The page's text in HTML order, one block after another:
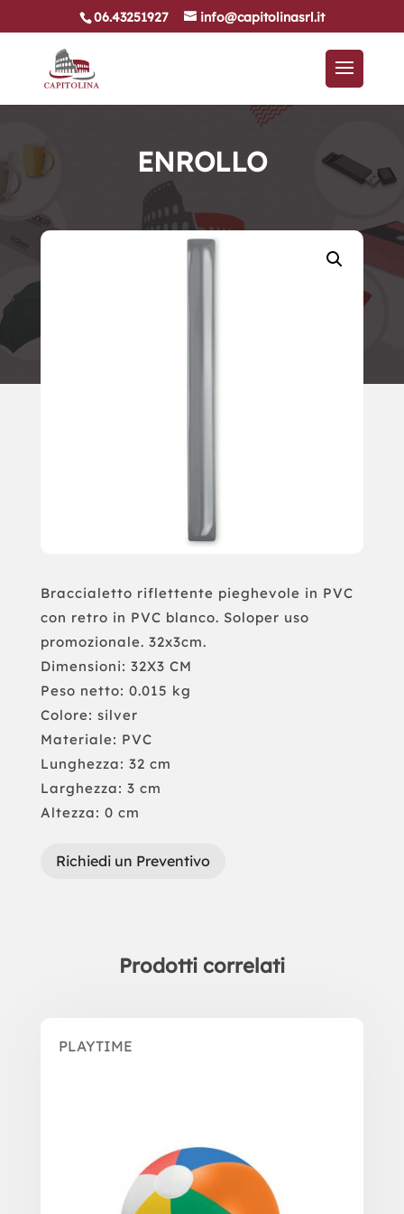
06.43251927 info@capitolinasrl.it
ENROLLO
Braccialetto riflettente pieghevole in PVC
con retro in PVC blanco. Soloper uso
promozionale. 32x3cm.
Dimensioni: 32X3 CM
Peso netto: 0.015 kg
Colore: silver
Materiale: PVC
Lunghezza: 32 cm
Larghezza: 3 cm
Altezza: 0 cm
Richiedi un Preventivo
Prodotti correlati
PLAYTIME